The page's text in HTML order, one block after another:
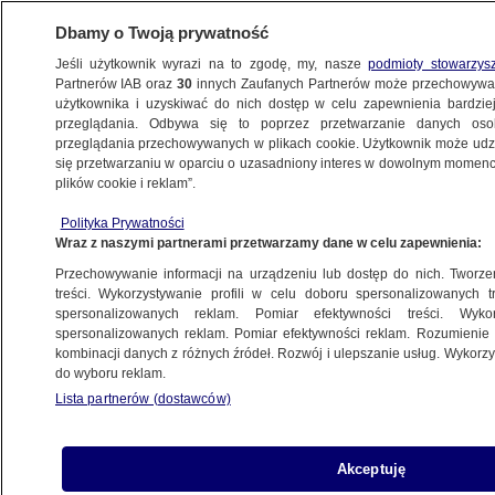
ŚWIAT
spotkać z Putinem
17.05.2025, 08:16
Posłuchaj artykułu
Czyta lektor AI
Dbamy o Twoją prywatność
Jeśli użytkownik wyrazi na to zgodę, my, naszepodmioty
Partnerów IAB oraz30 innych Zaufanych Partnerów może
użytkownika i uzyskiwać do nich dostęp w celu zapewnienia
przeglądania. Odbywa się to poprzez przetwarzanie danych
przeglądania przechowywanych w plikach cookie. Użytkownik może
się przetwarzaniu w oparciu o uzasadniony interes w dowolnym
plików cookie i reklam”.
Polityka Prywatności
Wraz z naszymi partnerami przetwarzamy dane w celu zapewnienia:
Przechowywanie informacji na urządzeniu lub dostęp do nich.
treści. Wykorzystywanie profili w celu doboru spersonalizowanych
spersonalizowanych reklam. Pomiar efektywności treści.
spersonalizowanych reklam. Pomiar efektywności reklam.
kombinacji danych z różnych źródeł. Rozwój i ulepszanie usług.
do wyboru reklam.
Lista partnerów (dostawców)
Akceptuję